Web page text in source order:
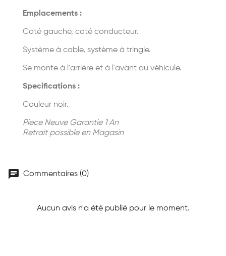
Emplacements :
Coté gauche, coté conducteur.
Système à cable, système à tringle.
Se monte à l'arrière et à l'avant du véhicule.
Specifications :
Couleur noir.
Piece Neuve Garantie 1 An
Retrait possible en Magasin
chat Commentaires (0)
Aucun avis n'a été publié pour le moment.